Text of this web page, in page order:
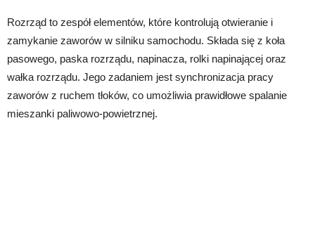
Rozrząd to zespół elementów, które kontrolują otwieranie i
zamykanie zaworów w silniku samochodu. Składa się z koła
pasowego, paska rozrządu, napinacza, rolki napinającej oraz
wałka rozrządu. Jego zadaniem jest synchronizacja pracy
zaworów z ruchem tłoków, co umożliwia prawidłowe spalanie
mieszanki paliwowo-powietrznej.